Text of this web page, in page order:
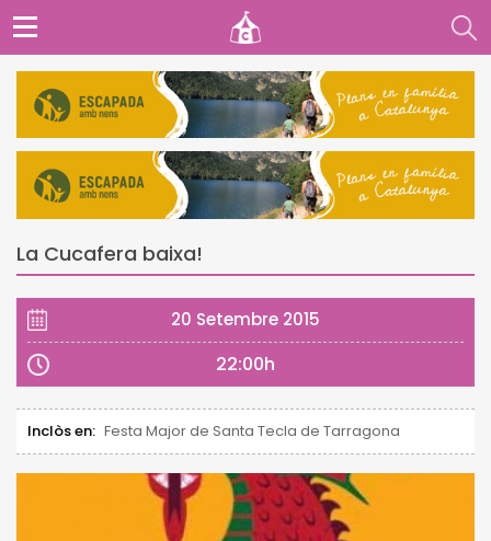
La Cucafera baixa!
20 Setembre 2015
22:00h
Inclòs en: Festa Major de Santa Tecla de Tarragona